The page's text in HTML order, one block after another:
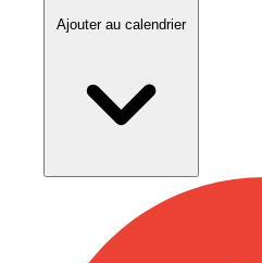
Ajouter au calendrier